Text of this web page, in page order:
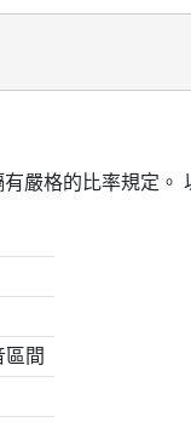
嚴格的比率規定。
區間